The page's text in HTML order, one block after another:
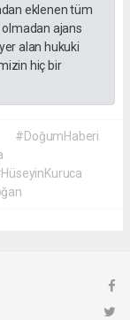
eklenen tüm
ajans
alan hukuki
hiç bir
#DoğumHaberi